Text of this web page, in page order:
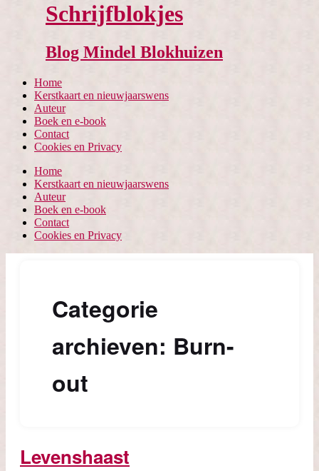
Schrijfblokjes
Blog Mindel Blokhuizen
Home
Kerstkaart en nieuwjaarswens
Auteur
Boek en e-book
Contact
Cookies en Privacy
Home
Kerstkaart en nieuwjaarswens
Auteur
Boek en e-book
Contact
Cookies en Privacy
Categorie
archieven: Burn-
out
Levenshaast